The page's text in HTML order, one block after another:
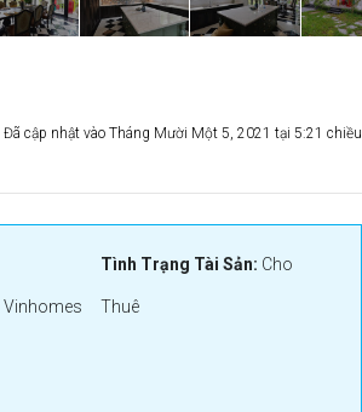
Đã cập nhật vào Tháng Mười Một 5, 2021 tại 5:21 chiều
Vinhomes
Tình Trạng Tài Sản: Cho
Thuê